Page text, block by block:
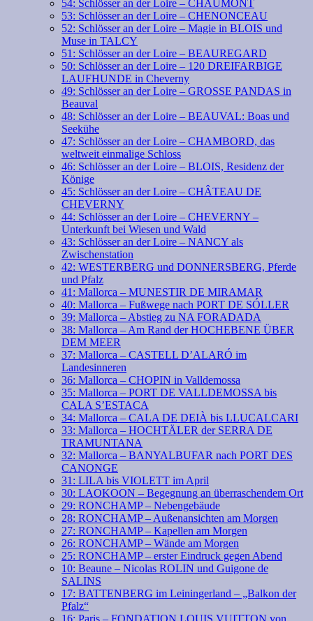
54: Schlösser an der Loire – CHAUMONT
53: Schlösser an der Loire – CHENONCEAU
52: Schlösser an der Loire – Magie in BLOIS und
Muse in TALCY
51: Schlösser an der Loire – BEAUREGARD
50: Schlösser an der Loire – 120 DREIFARBIGE
LAUFHUNDE in Cheverny
49: Schlösser an der Loire – GROSSE PANDAS in
Beauval
48: Schlösser an der Loire – BEAUVAL: Boas und
Seekühe
47: Schlösser an der Loire – CHAMBORD, das
weltweit einmalige Schloss
46: Schlösser an der Loire – BLOIS, Residenz der
Könige
45: Schlösser an der Loire – CHÂTEAU DE
CHEVERNY
44: Schlösser an der Loire – CHEVERNY –
Unterkunft bei Wiesen und Wald
43: Schlösser an der Loire – NANCY als
Zwischenstation
42: WESTERBERG und DONNERSBERG, Pferde
und Pfalz
41: Mallorca – MUNESTIR DE MIRAMAR
40: Mallorca – Fußwege nach PORT DE SÓLLER
39: Mallorca – Abstieg zu NA FORADADA
38: Mallorca – Am Rand der HOCHEBENE ÜBER
DEM MEER
37: Mallorca – CASTELL D’ALARÓ im
Landesinneren
36: Mallorca – CHOPIN in Valldemossa
35: Mallorca – PORT DE VALLDEMOSSA bis
CALA S’ESTACA
34: Mallorca – CALA DE DEIÀ bis LLUCALCARI
33: Mallorca – HOCHTÄLER der SERRA DE
TRAMUNTANA
32: Mallorca – BANYALBUFAR nach PORT DES
CANONGE
31: LILA bis VIOLETT im April
30: LAOKOON – Begegnung an überraschendem Ort
29: RONCHAMP – Nebengebäude
28: RONCHAMP – Außenansichten am Morgen
27: RONCHAMP – Kapellen am Morgen
26: RONCHAMP – Wände am Morgen
25: RONCHAMP – erster Eindruck gegen Abend
10: Beaune – Nicolas ROLIN und Guigone de
SALINS
17: BATTENBERG im Leiningerland – „Balkon der
Pfalz“
16: Paris – FONDATION LOUIS VUITTON von